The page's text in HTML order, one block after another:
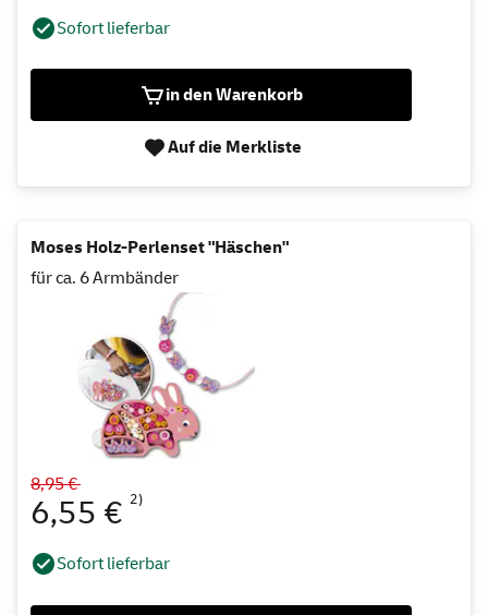
Sofort lieferbar
in den Warenkorb
Auf die Merkliste
Moses Holz-Perlenset "Häschen"
für ca. 6 Armbänder
8,95 €
6,55 € 2)
Sofort lieferbar